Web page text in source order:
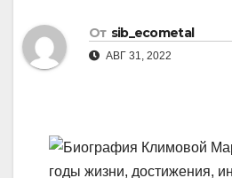
От sib_ecometal
АВГ 31, 2022